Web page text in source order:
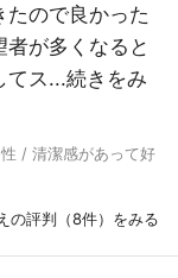
ので良かった
が多くなると
てス...続きをみ
/ 清潔感があって好
の評判（8件）をみる